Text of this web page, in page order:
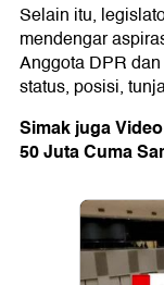
Selain itu,
mendengar
Anggota DPR
status, posisi,
Simak juga
50 Juta Cuma